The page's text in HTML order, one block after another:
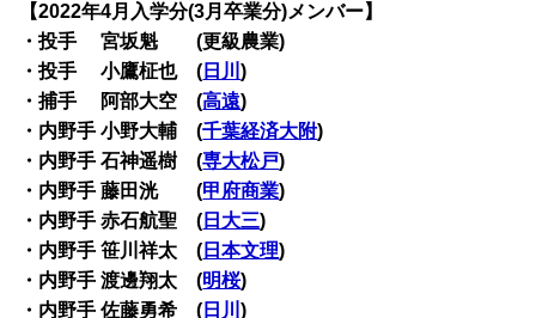
【2022年4月入学分(3月卒業分)メンバー】
・投手 宮坂魁 (更級農業)
・投手 小鷹柾也 ( 日川)
・捕手 阿部大空 (高遠)
・内野手 小野大輔 (千葉経済大附)
・内野手 石神遥樹 (専大松戸)
・内野手 藤田洸 (甲府商業)
・内野手 赤石航聖 ( 日大三)
・内野手 笹川祥太 ( 日本文理)
・内野手 渡邊翔太 (明桜)
・内野手 佐藤勇希 ( 日川)